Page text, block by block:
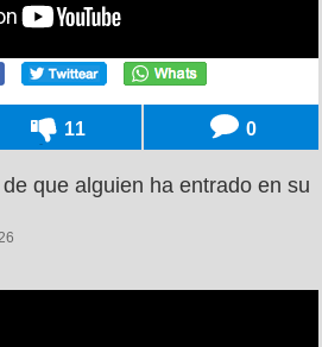
11 0
que alguien ha entrado en su